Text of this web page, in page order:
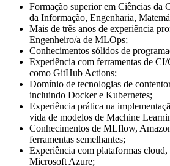
Formação superior em Ciências da
da Informação, Engenharia,
Mais de três anos de experiência
Engenheiro/a de MLOps;
Conhecimentos sólidos de
Experiência com ferramentas de
como GitHub Actions;
Domínio de tecnologias de
incluindo Docker e Kubernetes;
Experiência prática na
vida de modelos de Machine
Conhecimentos de MLflow,
ferramentas semelhantes;
Experiência com plataformas
Microsoft Azure;